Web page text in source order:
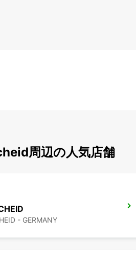
周辺の人気店舗
- GERMANY